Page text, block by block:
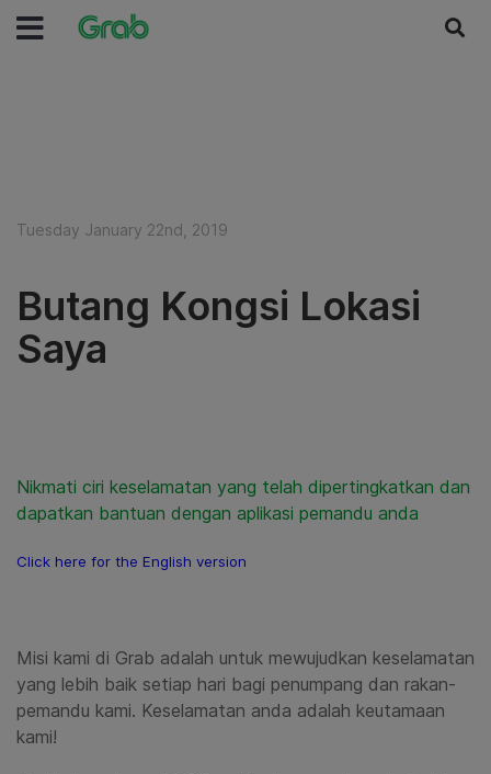
Tuesday January 22nd, 2019
Butang Kongsi Lokasi
Saya
Nikmati ciri keselamatan yang telah dipertingkatkan dan
dapatkan bantuan dengan aplikasi pemandu anda
Click here for the English version
Misi kami di Grab adalah untuk mewujudkan keselamatan
yang lebih baik setiap hari bagi penumpang dan rakan-
pemandu kami. Keselamatan anda adalah keutamaan
kami!